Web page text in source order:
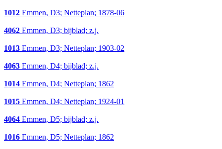
1012 Emmen, D3; Netteplan; 1878-06
4062 Emmen, D3; bijblad; z.j.
1013 Emmen, D3; Netteplan; 1903-02
4063 Emmen, D4; bijblad; z.j.
1014 Emmen, D4; Netteplan; 1862
1015 Emmen, D4; Netteplan; 1924-01
4064 Emmen, D5; bijblad; z.j.
1016 Emmen, D5; Netteplan; 1862